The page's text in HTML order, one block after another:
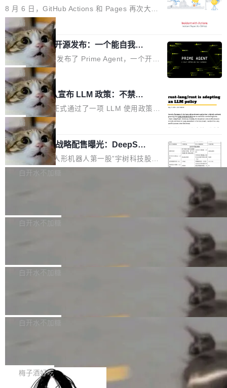
026 的读者：「看了篇 ...
认为最重要的一个——复杂度恰到好处，刚好能
驱动你去学 CuTe，但还没被那些"邪恶的" Hopp
er++ 优化所淹没，足够容易修改和适配。 更关
键的是 FA2 的持久性...
型智能设备的开发、连接与互联提供关键支撑，
也为产业链企业探索产品创新与商业增长打开新
的空间。 8月14日，开源鸿蒙智能硬件开发者日
（OHDD：OpenHarmony Hardware Develope
r Day）将在杭州启航。活动面向智能硬件产业
链企业和开发者，邀请行业专家与资深技术顾
问，围绕开源鸿蒙技术能力、设备适配、芯片适
配、功耗与稳定性调优、兼容性测评及统一互联
等内容展开系统讲解和实战交流，帮助企业进一
步了解开源鸿蒙在智能...
8 月 6 日，GitHub Actions 和 Pages 再次大规
模服务降级，Actions 完全不可用超过 5 小时，
webhook 停发，连自托管 runner 也因调度层故
障无法工作。Pages、Copilot code review、C
opilot coding agent 全部受影响。从检测到完全
恢复，大约 12 小时。 这是 2026 年 8 月的第六
起事故，其中四起与 AI/Copilot 服务相关。 Git
Hub 员工 kdaigle 在 HN 讨论中贴出了一组数
据：2025 年全年 10 亿次 commit。现在，每周
2.75 亿次，全年预计 140 亿次。GitHub...
局
Prime Agent 开源发布：一个能自我改
进的编程 Agent，ARC-AGI 3 超越人类
专家基线
Prime Intellect 发布了 Prime Agent，一个开源
的编程 Agent Harness，核心设计围绕两个抽
象：Recursive Language Model（RLM）和 C
ontinual Harness。在 ARC-AGI 3 基准测试
上，Prime Agent + Opus 5 的组合达到了 95.
5% RHAE Best@1，超过了 ARC 报告的人类专
家基线 95.4%。 不是又一个 coding agent 包装
器 Prime Agent 的架构和市面上大多数 coding
agent 有本质区别。大多数 agent harness 的设
计是基于早期模型的能力—...
局
Rust 项目团队宣布 LLM 政策：不禁
止，但你要承认哪些代码不是你写的
Rust 语言项目正式通过了一项 LLM 使用政策，
覆盖 rust-lang/rust 单一仓库的代码贡献。这不
是项目级别的官方立场，目前由五个团队采纳，
但它可能是主流开源项目中关于 AI 辅助贡献最
细致的一份规则。 政策的核心只有一句话：LLM
可以用来分析、提炼、审阅、建议，但不能用来
不得生成涉及安全性的关键变更，除非作者本身
局
宇树科技 IPO 战略配售曝光：DeepSe
ek 获配 93.3 万股，锁定 36 个月
8月6日晚间，“人形机器人第一股”宇树科技股份
有限公司披露IPO发行价格及战略配售结果，杭
36个月。 公告显示，本次宇树科技战略配售对
员工参与设立的专项资产管理计划。其中，Dee
获配9...
白开水不加糖
Bug fixes and enhancements 修复多次传递同
一个回归问题，该问题导致拉取镜像时会拒绝包
题，该问题可能导致在旧版 Linux 内核...
白开水不加糖
e 孵化器项目管理委员会（IPMC）投票中获得
P）！这一里程碑不仅标志着 Fluss 迈入新的发
白开水不加糖
长期停止内容更新，未能实现其作为“AI版维基百
提交的编辑请求也长期处于待处理状态。 Groki
pedia 于去年底上线，定位为由人工智能生成内
白开水不加糖
是这样的：配 MessageSource 的 Bean、写 R
eloadableResourceBundleMessageSource、
梅子酒好吃